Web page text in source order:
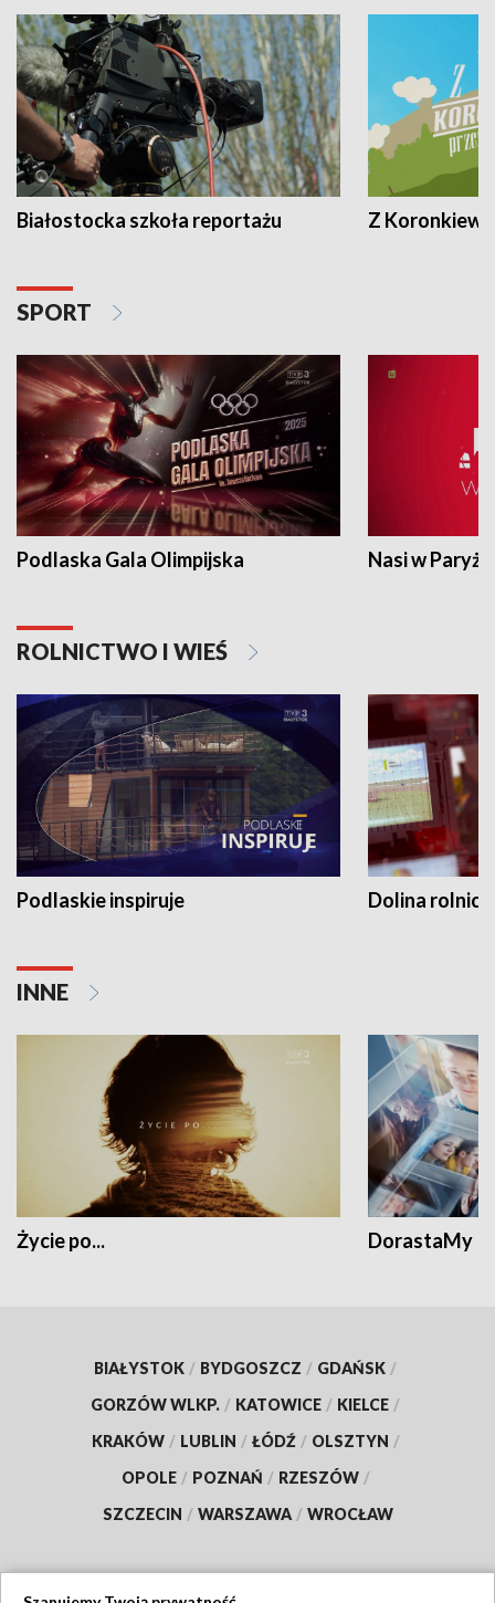
Białostocka szkoła reportażu Z
SPORT
Podlaska Gala Olimpijska Nasi w Paryżu
ROLNICTWO I WIEŚ
Podlaskie inspiruje Dolina
INNE
Życie po... DorastaMy
BIAŁYSTOK / BYDGOSZCZ / GDAŃSK /
GORZÓW WLKP. / KATOWICE / KIELCE /
KRAKÓW / LUBLIN / ŁÓDŹ / OLSZTYN /
OPOLE / POZNAŃ / RZESZÓW /
SZCZECIN / WARSZAWA / WROCŁAW